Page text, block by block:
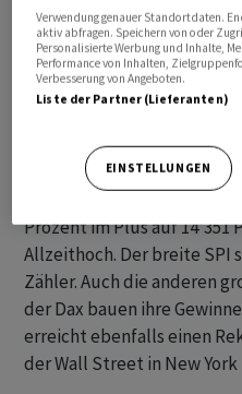
Zudem stützten
Friedensgesprächen im
Anleger diversifizieren
Technologiewerten hin zu
Nestlé und Roche gesucht
Prozent im Plus auf
Allzeithoch. Der breite SPI
Zähler. Auch die anderen
der Dax bauen ihre
erreicht ebenfalls einen
der Wall Street in New
Verwendung genauer Standortdaten.
aktiv abfragen. Speichern von oder
Personalisierte Werbung und Inhalte,
Performance von Inhalten,
Verbesserung von Angeboten.
Liste der Partner (Lieferanten)
EINSTELLUNGEN